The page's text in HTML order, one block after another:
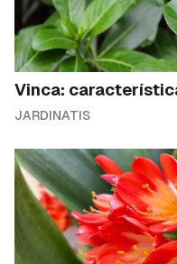
Vinca:
JARDINATIS